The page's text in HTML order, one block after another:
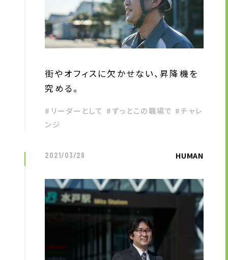
街やオフィスに欠かせない、昇降機を
究める。
#リーダーとして #ずっとこの職場で #チャレ
ンジ
HUMAN
2021/03/26